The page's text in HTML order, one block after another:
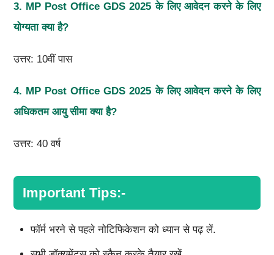
3. MP Post Office GDS 2025के लिए आवेदन करने के लिए
योग्यता क्या है?
उत्तर: 10वीं पास
4. MP Post Office GDS 2025के लिए आवेदन करने के लिए
अधिकतम आयु सीमा क्या है?
उत्तर: 40 वर्ष
Important Tips:-
फॉर्म भरने से पहले नोटिफिकेशन को ध्यान से पढ़ लें.